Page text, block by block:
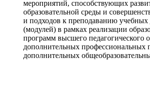
мероприятий, способствующих
образовательной среды и
и подходов к преподаванию
(модулей) в рамках реализации
программ высшего педагогического
дополнительных профессиональных
дополнительных